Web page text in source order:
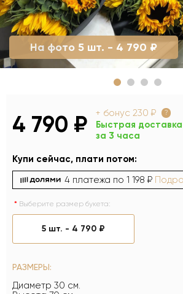
На фото 5 шт. - 4 790 ₽
4 790 ₽ + бонус 230 ₽ ?
Быстрая доставка
за 3 часа
Купи сейчас, плати потом:
4 платежа по 1 198 ₽
Выберите размер букета:
5 шт. - 4 790 ₽
РАЗМЕРЫ:
Диаметр 30 см.